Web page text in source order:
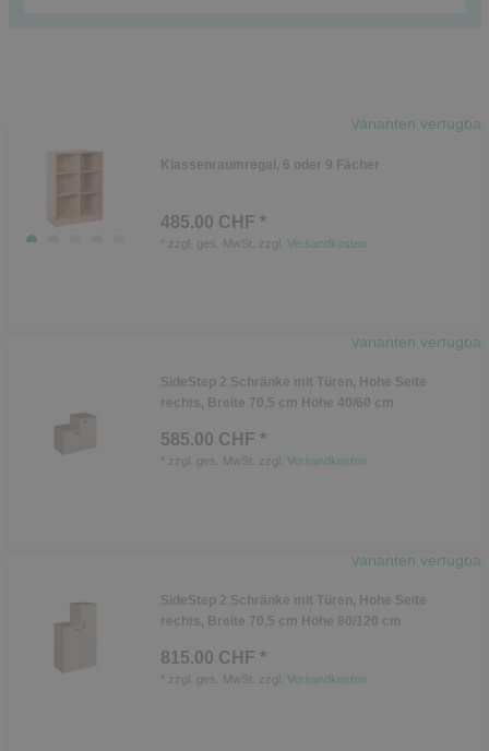
Varianten verfügbar
Klassenraumregal, 6 oder 9 Fächer
485.00 CHF *
zzgl. ges. MwSt. zzgl. Versandkosten
Varianten verfügbar
SideStep 2 Schränke mit Türen, Hohe Seite
rechts, Breite 70,5 cm Höhe 40/60 cm
585.00 CHF *
zzgl. ges. MwSt. zzgl. Versandkosten
Varianten verfügbar
SideStep 2 Schränke mit Türen, Hohe Seite
rechts, Breite 70,5 cm Höhe 80/120 cm
815.00 CHF *
zzgl. ges. MwSt. zzgl. Versandkosten